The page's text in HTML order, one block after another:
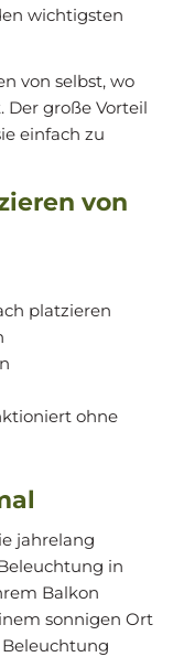
wichtigsten
von selbst, wo
Der große Vorteil
einfach zu
von
platzieren
ohne
jahrelang
in
Balkon
sonnigen Ort